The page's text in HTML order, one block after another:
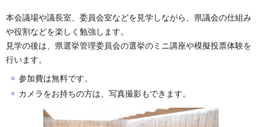
本会議場や議長室、委員会室などを見学しながら、県議会の仕組み
や役割などを楽しく勉強します。
見学の後は、県選挙管理委員会の選挙のミニ講座や模擬投票体験を
行います。
参加費は無料です。
カメラをお持ちの方は、写真撮影もできます。